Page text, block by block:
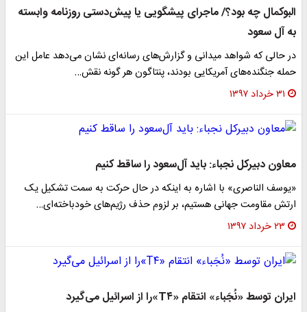
البوکمال چه بود؟/ ماجرای پیشگویی یا پیش‌دستی روزنامه وابسته
به آل سعود
در حالی که شواهد میدانی و گزارش‌های رسانه‌ای نشان می‌دهد عامل این
حمله جنگنده‌های آمریکایی بودند، پنتاگون هر گونه نقش…
۳۱ خرداد ۱۳۹۷
معاون دبیرکل نجباء: باید آل‌سعود را ساقط کنیم
«یوسف الناصری» با اشاره به اینکه در حال حرکت به سمت تشکیل یک
ارتش مقاومت جهانی هستیم، بر لزوم حذف رژیم‌های خودباخته‌ای…
۲۳ خرداد ۱۳۹۷
ایران توسط «نُجَباء» انتقام «T۴»را از اسرائیل می‌گیرد